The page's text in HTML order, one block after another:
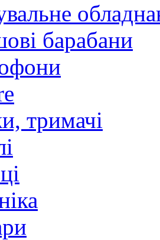
барабани
тримачі